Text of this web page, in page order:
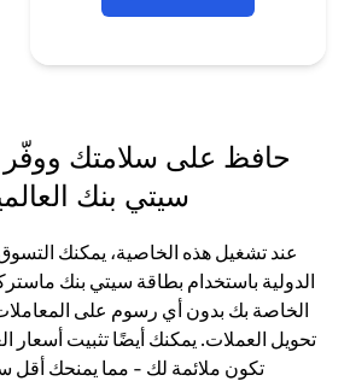
حافظ على سلامتك
سيتي بنك
عند تشغيل هذه الخاصية، يمكنك
الدولية باستخدام بطاقة سيتي بنك
الخاصة بك بدون أي رسوم على
تحويل العملات. يمكنك أيضًا تثبيت أسعار
تكون ملائمة لك - مما يمنحك أقل